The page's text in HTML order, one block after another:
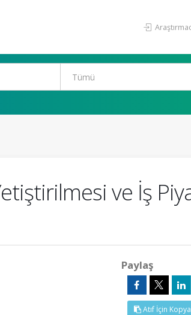
ve İş
Paylaş
Atıf İçin